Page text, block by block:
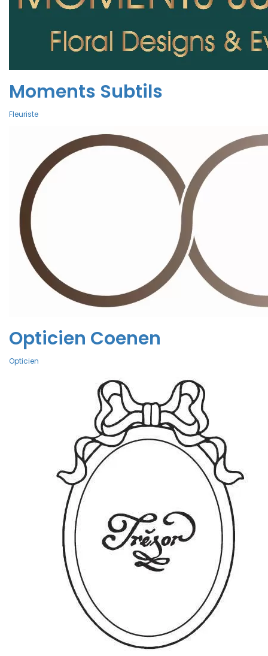
Moments Subtils
Fleuriste
Opticien Coenen
Opticien